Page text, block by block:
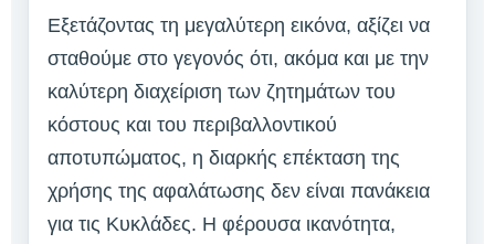
Εξετάζοντας τη μεγαλύτερη εικόνα, αξίζει να
σταθούμε στο γεγονός ότι, ακόμα και με την
καλύτερη διαχείριση των ζητημάτων του
κόστους και του περιβαλλοντικού
αποτυπώματος, η διαρκής επέκταση της
χρήσης της αφαλάτωσης δεν είναι πανάκεια
για τις Κυκλάδες. Η φέρουσα ικανότητα,